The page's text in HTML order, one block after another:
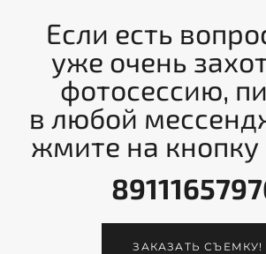
Если есть
уже очень
фотосессию,
в любой
жмите на кнопку
ЗАКАЗАТЬ СЪЕМКУ!